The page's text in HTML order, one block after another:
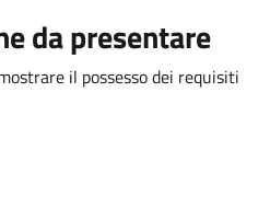
da presentare
il possesso dei requisiti